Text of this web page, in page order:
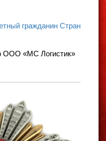
гражданин Стран
ООО «МС Логистик»